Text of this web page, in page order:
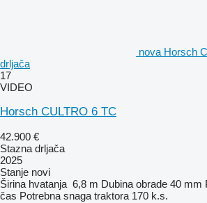
nova Horsch
drljača
17
VIDEO
Horsch CULTRO 6 TC
42.900 €
Stazna drljača
2025
Stanje novi
Širina hvatanja 6,8 m Dubina obrade 40 mm
čas Potrebna snaga traktora 170 k.s.